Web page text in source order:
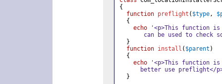
{
function preflight ( $type ,
{
echo
'<p>This function
can be used to check
}
function install ( $parent )
{
echo
'<p>This function
better use preflight</
}